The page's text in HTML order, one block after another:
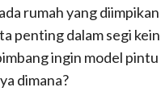
rumah yang
penting dalam segi
ingin model pintu
dimana?